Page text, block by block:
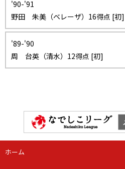
'90-'91
野田 朱美（ベレーザ）16得点 [初]
'89-'90
周 台英（清水）12得点 [初]
ホーム